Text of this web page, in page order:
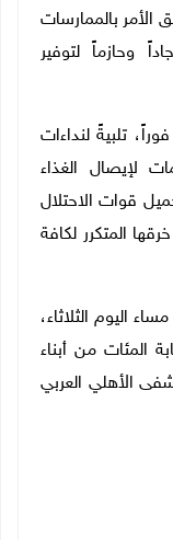
الأمر بالممارسات
وحازماً لتوفير
تلبيةً لنداءات
لإيصال الغذاء
قوات الاحتلال
المتكرر لكافة
اليوم الثلاثاء،
المئات من أبناء
الأهلي العربي